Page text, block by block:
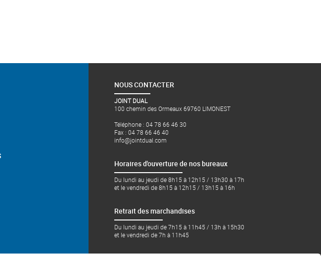
NOUS CONTACTER
JOINT DUAL
100 chemin des Ormeaux 69760 LIMONEST
Téléphone : 04 78 66 46 30
Fax : 04 78 66 46 40
info@jointdual.com
Horaires d'ouverture de nos bureaux
Du lundi au jeudi de 8h15 à 12h15 / 13h30 à 17h
et le vendredi de 8h15 à 12h15 / 13h15 à 16h
Retrait des marchandises
Du lundi au jeudi de 7h15 à 11h45 / 13h à 15h30
et le vendredi de 7h à 11h45